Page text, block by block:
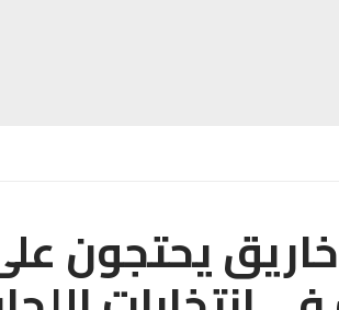
يحتجون